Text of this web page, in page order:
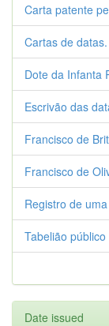
Carta patente
Cartas de
Dote da Infanta
Escrivão das
Francisco de
Francisco de
Registro de
Tabelião
Date issued